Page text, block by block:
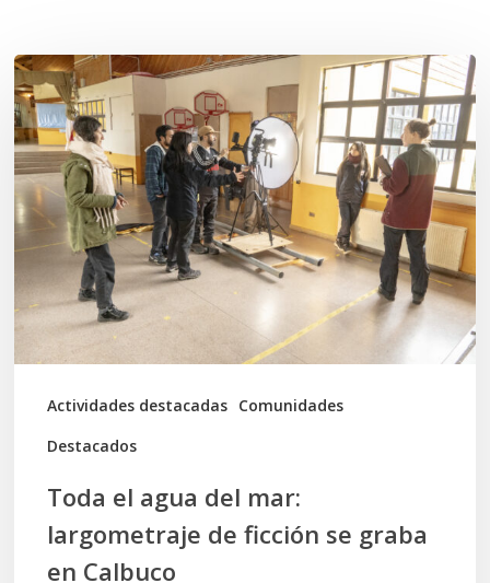
Actividades destacadas Comunidades
Destacados
Toda
el
agua
del
mar:
largometraje
de
ficción
se
graba
Toda el agua del mar:
largometraje de ficción se graba
en Calbuco